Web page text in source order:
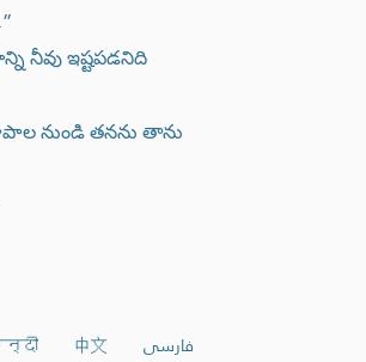
నీవు ఇష్టపడనిది
నుండి తనను తాను
中文
فارسی